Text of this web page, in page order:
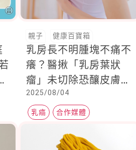
親子 健康百寶箱
乳房長不明腫塊不痛不
癢？醫揪「乳房葉狀
瘤」未切除恐釀皮膚壞
死
2025/08/04
乳癌 合作媒體